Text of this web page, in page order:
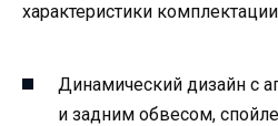
характеристики
Динамический дизайн с
и задним обвесом,